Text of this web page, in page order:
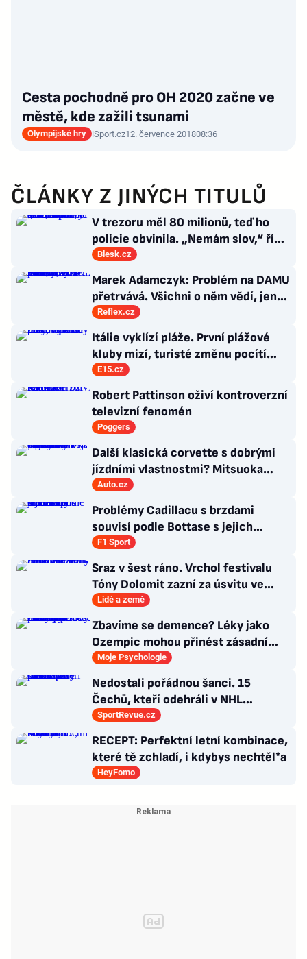
Cesta pochodně pro OH 2020 začne ve
městě, kde zažili tsunami
Olympijské hry iSport.cz12. července 201808:36
ČLÁNKY Z JINÝCH TITULŮ
V trezoru měl 80 milionů, teď ho
policie obvinila. „Nemám slov,“ říká
exšéf Správy železnic
Blesk.cz
Marek Adamczyk: Problém na DAMU
přetrvává. Všichni o něm vědí, jen
moc nevědí, co s ním
Reflex.cz
Itálie vyklízí pláže. První plážové
kluby mizí, turisté změnu pocítí
brzy
E15.cz
Robert Pattinson oživí kontroverzní
televizní fenomén
Poggers
Další klasická corvette s dobrými
jízdními vlastnostmi? Mitsuoka
znovu využije legendární MX-5
Auto.cz
Problémy Cadillacu s brzdami
souvisí podle Bottase s jejich
chlazením
F1 Sport
Sraz v šest ráno. Vrchol festivalu
Tóny Dolomit zazní za úsvitu ve
3000 metrech
Lidé a země
Zbavíme se demence? Léky jako
Ozempic mohou přinést zásadní
průlom v léčbě Alzheimerovy
choroby
Moje Psychologie
Nedostali pořádnou šanci. 15
Čechů, kteří odehráli v NHL
maximálně dva zápasy
SportRevue.cz
RECEPT: Perfektní letní kombinace,
které tě zchladí, i kdybys nechtěl*a
HeyFomo